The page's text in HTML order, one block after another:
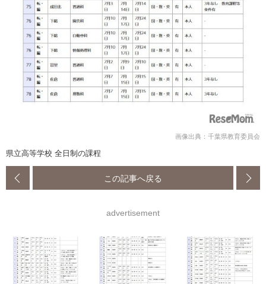
画像出典：千葉県教育委員会
県立高等学校 全日制の課程
この記事へ戻る
advertisement